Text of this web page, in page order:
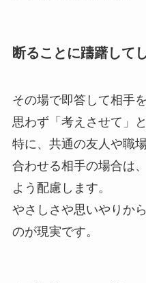
断ることに躊躇して
その場で即答して相手
思わず「考えさせて」
特に、共通の友人や職
合わせる相手の場合は
よう配慮します。
やさしさや思いやりか
のが現実です。